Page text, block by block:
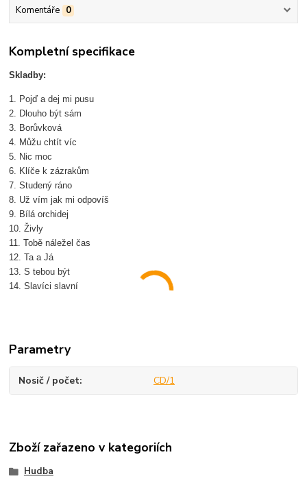
Komentáře 0
Kompletní specifikace
Skladby:
1. Pojď a dej mi pusu
2. Dlouho být sám
3. Borůvková
4. Můžu chtít víc
5. Nic moc
6. Klíče k zázrakům
7. Studený ráno
8. Už vím jak mi odpovíš
9. Bílá orchidej
10. Živly
11. Tobě náležel čas
12. Ta a Já
13. S tebou být
14. Slavíci slavní
Parametry
Nosič / počet CD/1
Zboží zařazeno v kategoriích
Hudba